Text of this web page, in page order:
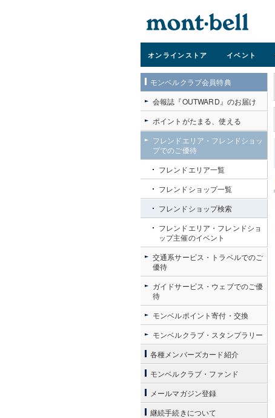
オンラインストア イベント
モンベルクラブ会員特典
会報誌『OUTWARD』のお届け
ポイントがたまる、使える
フレンドエリア・フレンドショッ
プでのご優待
フレンドエリア一覧
フレンドショップ一覧
フレンドショップ検索
フレンドエリア・フレンドショ
ップ主催のイベント
交通系サービス・トラベルでのご
優待
ガイドサービス・ウェブでのご優
待
モンベルポイント寄付・交換
モンベルクラブ・スタンプラリー
各種メンバーズカード紹介
モンベルクラブ・ファンド
メールマガジン登録
継続手続きについて